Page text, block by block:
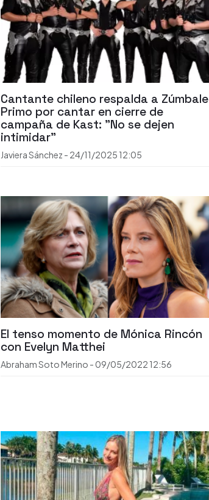
Cantante chileno respalda a Zúmbale
Primo por cantar en cierre de
campaña de Kast: "No se dejen
intimidar"
Javiera Sánchez - 24/11/2025 12:05
El tenso momento de Mónica Rincón
con Evelyn Matthei
Abraham Soto Merino - 09/05/2022 12:56